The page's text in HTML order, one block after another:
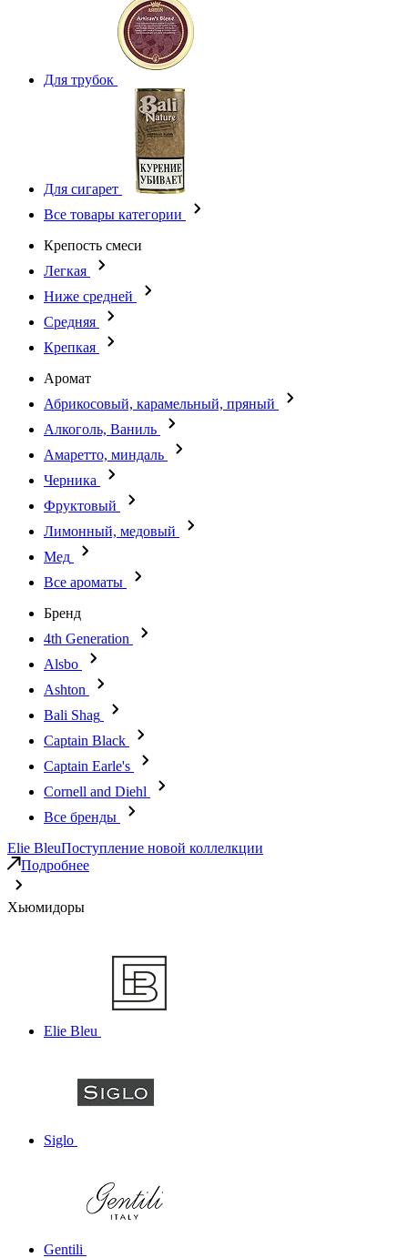
Для трубок
Для сигарет
Все товары категории
Крепость смеси
Легкая
Ниже средней
Средняя
Крепкая
Аромат
Абрикосовый, карамельный, пряный
Алкоголь, Ваниль
Амаретто, миндаль
Черника
Фруктовый
Лимонный, медовый
Мед
Все ароматы
Бренд
4th Generation
Alsbo
Ashton
Bali Shag
Captain Black
Captain Earle's
Cornell and Diehl
Все бренды
Elie BleuПоступление новой коллелкции
Подробнее
Хьюмидоры
Elie Bleu
Siglo
Gentili